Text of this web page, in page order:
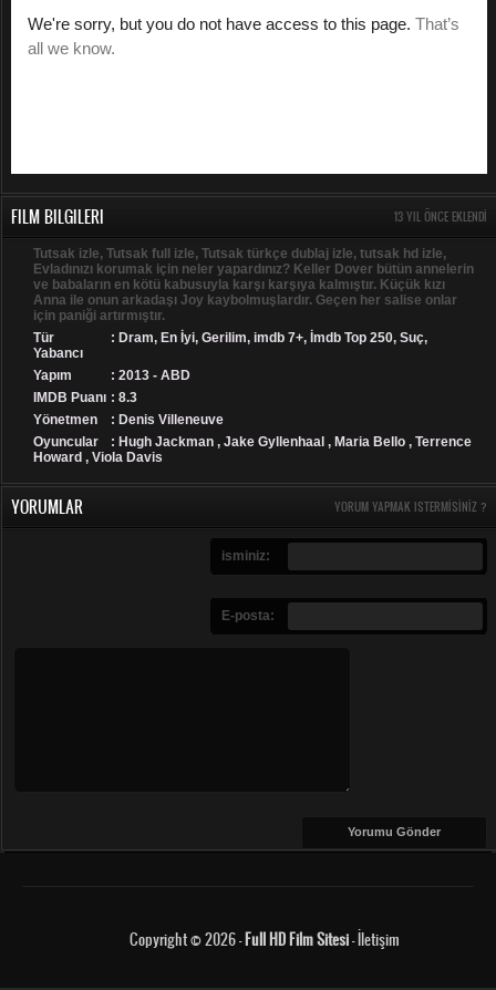
FILM BILGILERI 13 YIL ÖNCE EKLENDI
Tutsak izle, Tutsak full izle, Tutsak türkçe dublaj izle, tutsak hd izle,
Evladınızı korumak için neler yapardınız? Keller Dover bütün annelerin
ve babaların en kötü kabusuyla karşı karşıya kalmıştır. Küçük kızı
Anna ile onun arkadaşı Joy kaybolmuşlardır. Geçen her salise onlar
için paniği artırmıştır.
Tür
: Dram, En İyi, Gerilim, imdb 7+, İmdb Top 250, Suç,
Yabancı
Yapım
: 2013 - ABD
IMDB Puanı : 8.3
Yönetmen
: Denis Villeneuve
Oyuncular
: Hugh Jackman , Jake Gyllenhaal , Maria Bello , Terrence
Howard , Viola Davis
YORUMLAR YORUM YAPMAK ISTERMISINIZ ?
isminiz:
E-posta:
Copyright © 2026 -Full HD Film Sitesi-İletişim